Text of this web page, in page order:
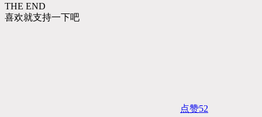
THE END
喜欢就支持一下吧
点赞52